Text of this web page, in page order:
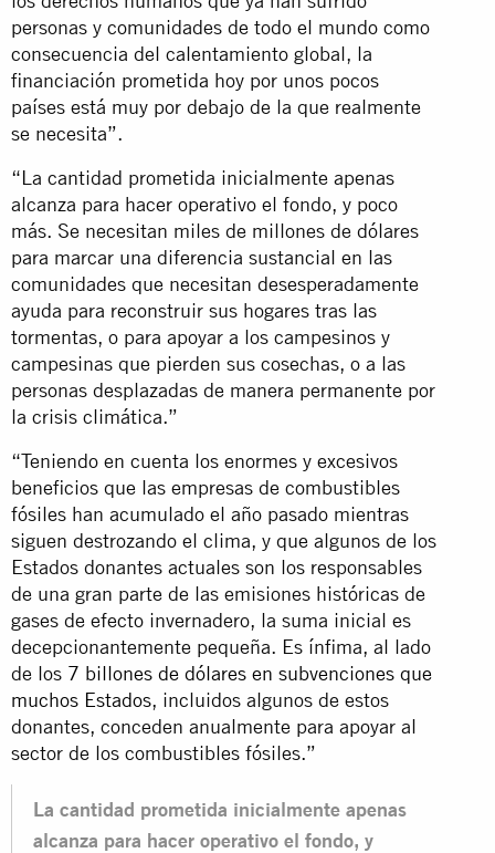
personas y comunidades de todo el mundo como
consecuencia del calentamiento global, la
financiación prometida hoy por unos pocos
países está muy por debajo de la que realmente
se necesita”.
“La cantidad prometida inicialmente apenas
alcanza para hacer operativo el fondo, y poco
más. Se necesitan miles de millones de dólares
para marcar una diferencia sustancial en las
comunidades que necesitan desesperadamente
ayuda para reconstruir sus hogares tras las
tormentas, o para apoyar a los campesinos y
campesinas que pierden sus cosechas, o a las
personas desplazadas de manera permanente por
la crisis climática.”
“Teniendo en cuenta los enormes y excesivos
beneficios que las empresas de combustibles
fósiles han acumulado el año pasado mientras
siguen destrozando el clima, y que algunos de los
Estados donantes actuales son los responsables
de una gran parte de las emisiones históricas de
gases de efecto invernadero, la suma inicial es
decepcionantemente pequeña. Es ínfima, al lado
de los 7 billones de dólares en subvenciones que
muchos Estados, incluidos algunos de estos
donantes, conceden anualmente para apoyar al
sector de los combustibles fósiles.”
La cantidad prometida inicialmente apenas
alcanza para hacer operativo el fondo, y